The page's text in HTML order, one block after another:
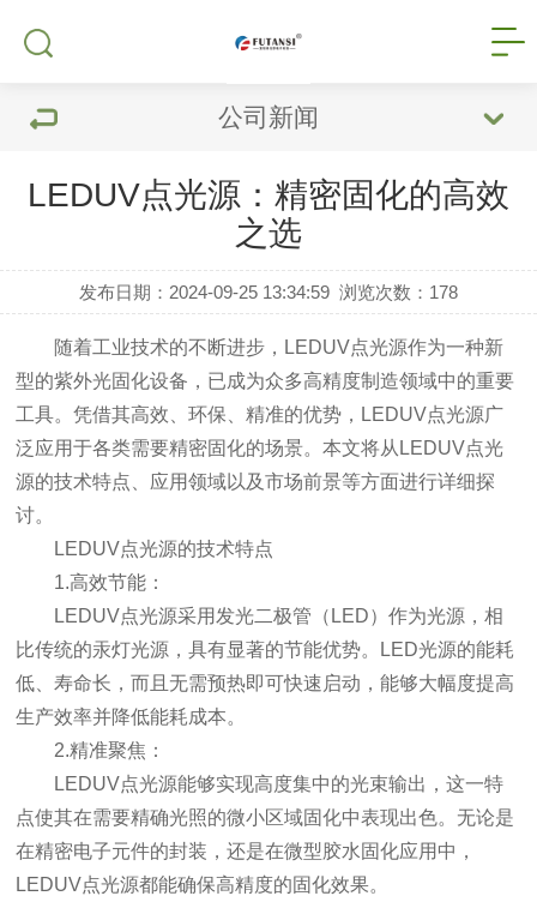
公司新闻
LEDUV点光源：精密固化的高效
之选
发布日期：2024-09-25 13:34:59 浏览次数： 178
随着工业技术的不断进步，LEDUV点光源作为一种新
型的紫外光固化设备，已成为众多高精度制造领域中的重要
工具。凭借其高效、环保、精准的优势，LEDUV点光源广
泛应用于各类需要精密固化的场景。本文将从LEDUV点光
源的技术特点、应用领域以及市场前景等方面进行详细探
讨。
LEDUV点光源的技术特点
1.高效节能：
LEDUV点光源采用发光二极管（LED）作为光源，相
比传统的汞灯光源，具有显著的节能优势。LED光源的能耗
低、寿命长，而且无需预热即可快速启动，能够大幅度提高
生产效率并降低能耗成本。
2.精准聚焦：
LEDUV点光源能够实现高度集中的光束输出，这一特
点使其在需要精确光照的微小区域固化中表现出色。无论是
在精密电子元件的封装，还是在微型胶水固化应用中，
LEDUV点光源都能确保高精度的固化效果。